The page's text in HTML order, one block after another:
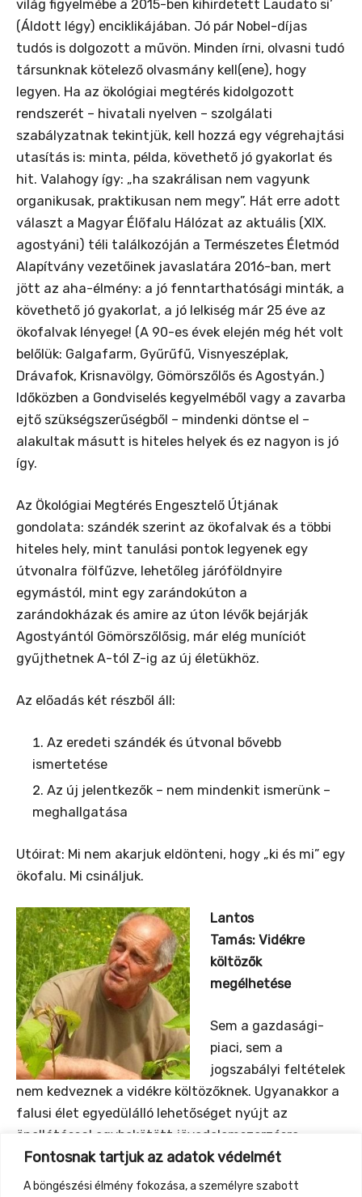
Fontosnak tartjuk az adatok védelmét
A böngészési élmény fokozása, a személyre szabott
világ figyelmébe a 2015-ben kihirdetett Laudato si’
(Áldott légy) enciklikájában. Jó pár Nobel-díjas
tudós is dolgozott a művön. Minden írni, olvasni tudó
társunknak kötelező olvasmány kell(ene), hogy
legyen. Ha az ökológiai megtérés kidolgozott
rendszerét – hivatali nyelven – szolgálati
szabályzatnak tekintjük, kell hozzá egy végrehajtási
utasítás is: minta, példa, követhető jó gyakorlat és
hit. Valahogy így: „ha szakrálisan nem vagyunk
organikusak, praktikusan nem megy”. Hát erre adott
választ a Magyar Élőfalu Hálózat az aktuális (XIX.
agostyáni) téli találkozóján a Természetes Életmód
Alapítvány vezetőinek javaslatára 2016-ban, mert
jött az aha-élmény: a jó fenntarthatósági minták, a
követhető jó gyakorlat, a jó lelkiség már 25 éve az
ökofalvak lényege! (A 90-es évek elején még hét volt
belőlük: Galgafarm, Gyűrűfű, Visnyeszéplak,
Drávafok, Krisnavölgy, Gömörszőlős és Agostyán.)
Időközben a Gondviselés kegyelméből vagy a zavarba
ejtő szükségszerűségből – mindenki döntse el –
alakultak másutt is hiteles helyek és ez nagyon is jó
így.
Az Ökológiai Megtérés Engesztelő Útjának
gondolata: szándék szerint az ökofalvak és a többi
hiteles hely, mint tanulási pontok legyenek egy
útvonalra fölfűzve, lehetőleg járóföldnyire
egymástól, mint egy zarándokúton a
zarándokházak és amire az úton lévők bejárják
Agostyántól Gömörszőlősig, már elég muníciót
gyűjthetnek A-tól Z-ig az új életükhöz.
Az előadás két részből áll:
Az eredeti szándék és útvonal bővebb
ismertetése
Az új jelentkezők – nem mindenkit ismerünk –
meghallgatása
Utóirat: Mi nem akarjuk eldönteni, hogy „ki és mi” egy
ökofalu. Mi csináljuk.
Lantos
Tamás: Vidékre
költözők
megélhetése
Sem a gazdasági-
piaci, sem a
jogszabályi feltételek
nem kedveznek a vidékre költözőknek. Ugyanakkor a
falusi élet egyedülálló lehetőséget nyújt az
önellátással egybekötött jövedelemszerzésre.
Ennek kihasználása alkalmat ad egy magasabb
életminőséghez vezető életmódváltásra is. Tudatos